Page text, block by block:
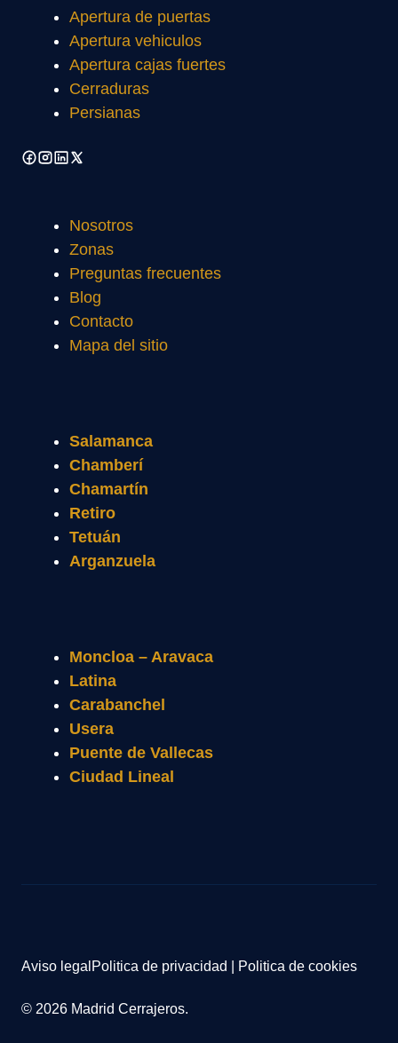
Apertura de puertas
Apertura vehiculos
Apertura cajas fuertes
Cerraduras
Persianas
Nosotros
Zonas
Preguntas frecuentes
Blog
Contacto
Mapa del sitio
Salamanca
Chamberí
Chamartín
Retiro
Tetuán
Arganzuela
Moncloa – Aravaca
Latina
Carabanchel
Usera
Puente de Vallecas
Ciudad Lineal
© 2026 Madrid Cerrajeros.
Aviso legal Politica de privacidad Politica de cookies